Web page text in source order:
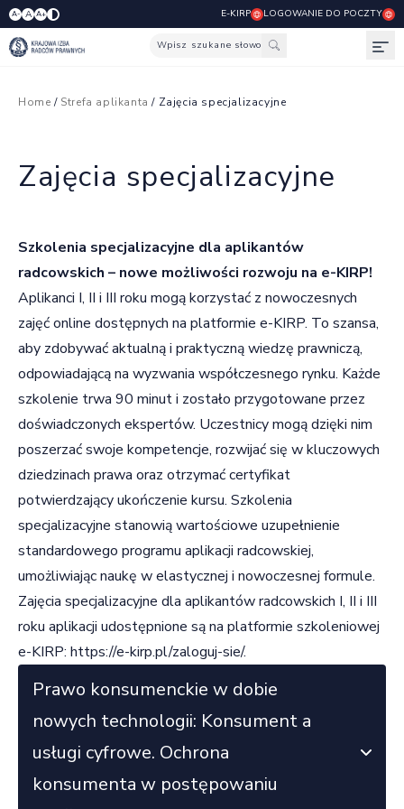
A- A A+ E-KIRP LOGOWANIE DO POCZTY
Wpisz szukane słowo
Home / Strefa aplikanta / Zajęcia specjalizacyjne
Zajęcia specjalizacyjne
Szkolenia specjalizacyjne dla aplikantów
radcowskich – nowe możliwości rozwoju na e-KIRP!
Aplikanci I, II i III roku mogą korzystać z nowoczesnych
zajęć online dostępnych na platformie e-KIRP. To szansa,
aby zdobywać aktualną i praktyczną wiedzę prawniczą,
odpowiadającą na wyzwania współczesnego rynku. Każde
szkolenie trwa 90 minut i zostało przygotowane przez
doświadczonych ekspertów. Uczestnicy mogą dzięki nim
poszerzać swoje kompetencje, rozwijać się w kluczowych
dziedzinach prawa oraz otrzymać certyfikat
potwierdzający ukończenie kursu. Szkolenia
specjalizacyjne stanowią wartościowe uzupełnienie
standardowego programu aplikacji radcowskiej,
umożliwiając naukę w elastycznej i nowoczesnej formule.
Zajęcia specjalizacyjne dla aplikantów radcowskich I, II i III
roku aplikacji udostępnione są na platformie szkoleniowej
e-KIRP: https://e-kirp.pl/zaloguj-sie/.
Prawo konsumenckie w dobie
nowych technologii: Konsument a
usługi cyfrowe. Ochrona
konsumenta w postępowaniu